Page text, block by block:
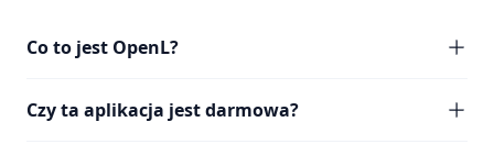
Co to jest OpenL?
Czy ta aplikacja jest darmowa?